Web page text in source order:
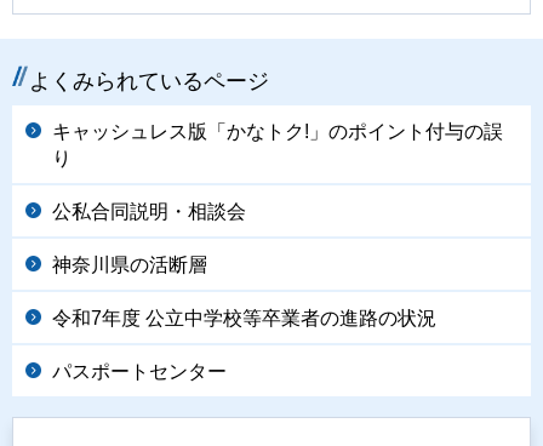
よくみられているページ
キャッシュレス版「かなトク!」のポイント付与の誤
り
公私合同説明・相談会
神奈川県の活断層
令和7年度 公立中学校等卒業者の進路の状況
パスポートセンター